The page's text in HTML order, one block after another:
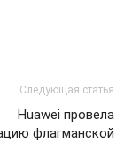
Следующая статья
Huawei провела
флагманской